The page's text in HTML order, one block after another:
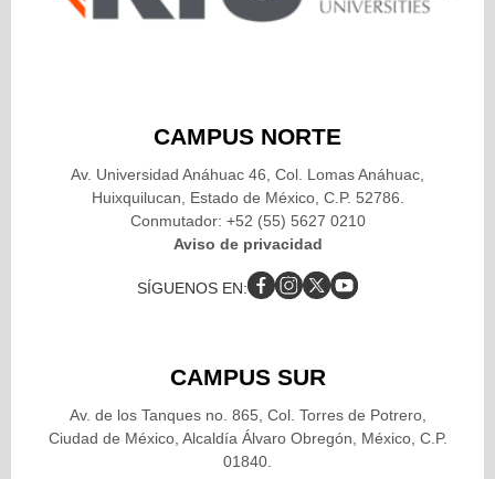
CAMPUS NORTE
Av. Universidad Anáhuac 46, Col. Lomas Anáhuac,
Huixquilucan, Estado de México, C.P. 52786.
Conmutador: +52 (55) 5627 0210
Aviso de privacidad
SÍGUENOS EN:
CAMPUS SUR
Av. de los Tanques no. 865, Col. Torres de Potrero,
Ciudad de México, Alcaldía Álvaro Obregón, México, C.P.
01840.